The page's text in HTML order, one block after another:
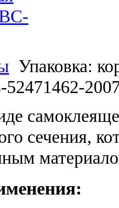
Упаковка:
сечения,